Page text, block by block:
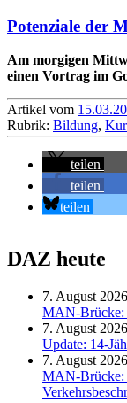
Potenziale der
Am morgigen
einen Vortrag im
Artikel vom
Rubrik: Bildung,
teilen
teilen
teilen
DAZ heute
7. August 2026
MAN-Brücke:
7. August 2026
Update: 14-
7. August 2026
MAN-Brücke: